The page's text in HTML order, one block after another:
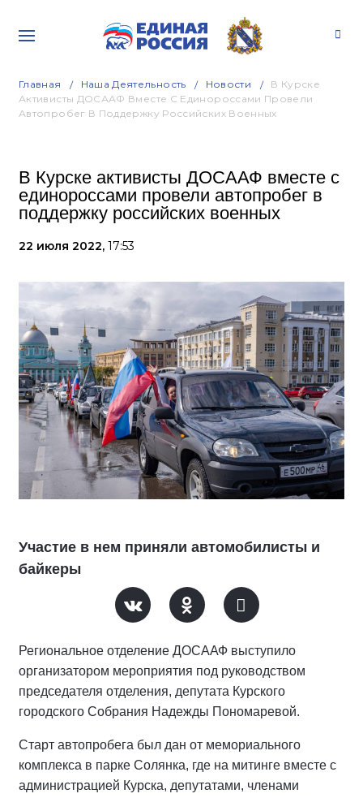
Главная Наша Деятельность Новости
В Курске
Активисты ДОСААФ Вместе С Единороссами Провели
Автопробег В Поддержку Российских Военных
В Курске активисты ДОСААФ вместе с
единороссами провели автопробег в
поддержку российских военных
22 июля 2022, 17:53
Участие в нем приняли автомобилисты и
байкеры
Региональное отделение ДОСААФ выступило
организатором мероприятия под руководством
председателя отделения, депутата Курского
городского Собрания Надежды Пономаревой.
Старт автопробега был дан от мемориального
комплекса в парке Солянка, где на митинге вместе с
администрацией Курска, депутатами, членами